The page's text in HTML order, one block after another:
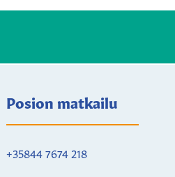
Posion matkailu
+35844 7674 218